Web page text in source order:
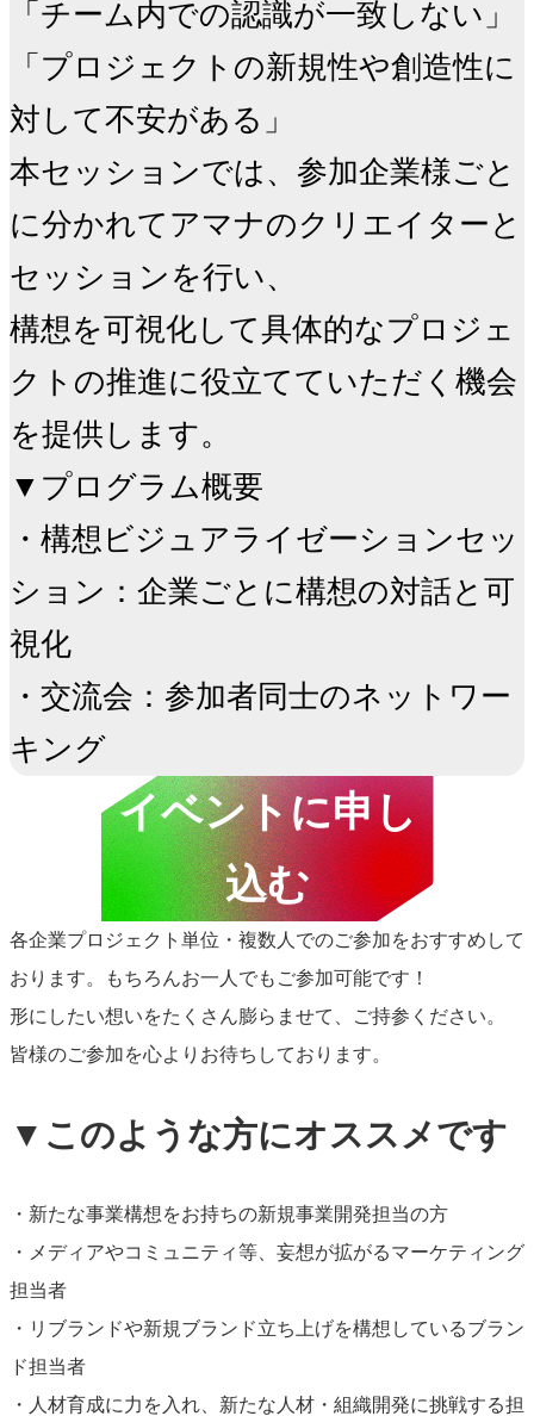
「チーム内での認識が一致しない」
「プロジェクトの新規性や創造性に
対して不安がある」
本セッションでは、参加企業様ごと
に分かれてアマナのクリエイターと
セッションを行い、
構想を可視化して具体的なプロジェ
クトの推進に役立てていただく機会
を提供します。
▼プログラム概要
・構想ビジュアライゼーションセッ
ション：企業ごとに構想の対話と可
視化
・交流会：参加者同士のネットワー
キング
イベントに申し
込む
各企業プロジェクト単位・複数人でのご参加をおすすめして
おります。もちろんお一人でもご参加可能です！
形にしたい想いをたくさん膨らませて、ご持参ください。
皆様のご参加を心よりお待ちしております。
▼ このような方にオススメです
・新たな事業構想をお持ちの新規事業開発担当の方
・メディアやコミュニティ等、妄想が拡がるマーケティング
担当者
・リブランドや新規ブランド立ち上げを構想しているブラン
ド担当者
・人材育成に力を入れ、新たな人材・組織開発に挑戦する担